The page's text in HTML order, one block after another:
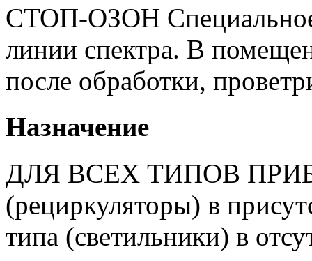
СТОП-ОЗОН
линии спектра. В
после обработки,
Назначение
ДЛЯ ВСЕХ ТИПОВ
(рециркуляторы) в
типа (светильники) в